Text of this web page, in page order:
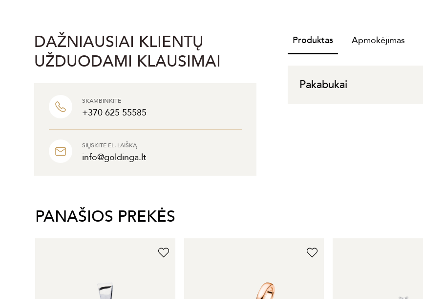
DAŽNIAUSIAI KLIENTŲ
UŽDUODAMI KLAUSIMAI
SKAMBINKITE
+370 625 55585
SIŲSKITE EL. LAIŠKĄ
info@goldinga.lt
Produktas Apmokėjimas
Pakabukai
PANAŠIOS PREKĖS